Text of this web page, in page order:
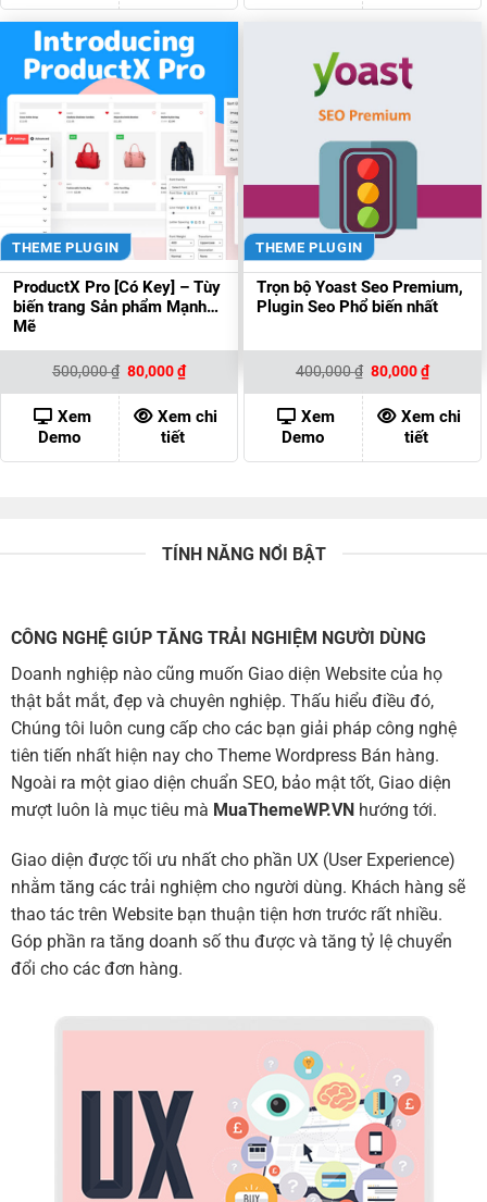
THEME PLUGIN
ProductX Pro [Có Key] – Tùy
biến trang Sản phẩm Mạnh
Mẽ
500,000₫ Giá
gốc
là:
500,000 ₫.
80,000₫Giá
hiện
tại
là:
80,000 ₫.
Xem
Demo
Xem chi
tiết
THEME PLUGIN
Trọn bộ Yoast Seo Premium,
Plugin Seo Phổ biến nhất
400,000₫ Giá
gốc
là:
400,000 ₫.
80,000₫Giá
hiện
tại
là:
80,000
Xem
Demo
Xem chi
tiết
TÍNH NĂNG NỔI BẬT
CÔNG NGHỆ GIÚP TĂNG TRẢI NGHIỆM NGƯỜI DÙNG
Doanh nghiệp nào cũng muốn Giao diện Website của họ
thật bắt mắt, đẹp và chuyên nghiệp. Thấu hiểu điều đó,
Chúng tôi luôn cung cấp cho các bạn giải pháp công nghệ
tiên tiến nhất hiện nay cho Theme Wordpress Bán hàng.
Ngoài ra một giao diện chuẩn SEO, bảo mật tốt, Giao diện
mượt luôn là mục tiêu mà MuaThemeWP.VN hướng tới.
Giao diện được tối ưu nhất cho phần UX (User Experience)
nhằm tăng các trải nghiệm cho người dùng. Khách hàng sẽ
thao tác trên Website bạn thuận tiện hơn trước rất nhiều.
Góp phần ra tăng doanh số thu được và tăng tỷ lệ chuyển
đổi cho các đơn hàng.